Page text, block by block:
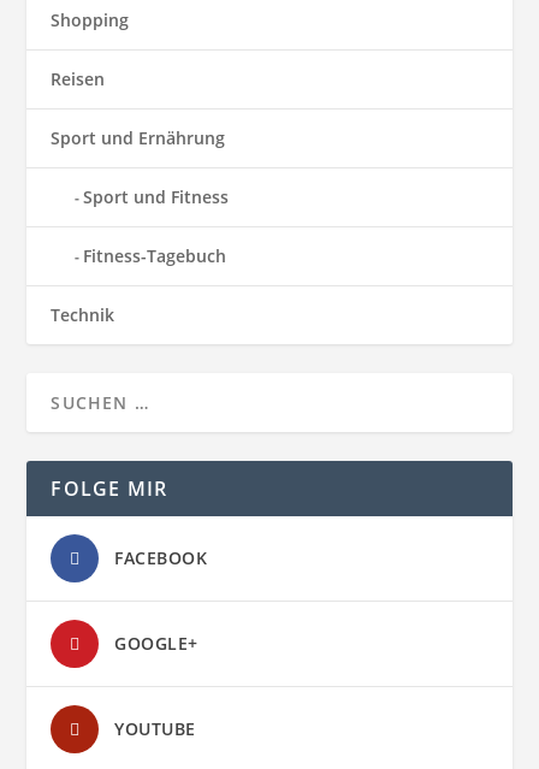
Shopping
Reisen
Sport und Ernährung
Sport und Fitness
Fitness-Tagebuch
Technik
FOLGE MIR
FACEBOOK
GOOGLE+
YOUTUBE